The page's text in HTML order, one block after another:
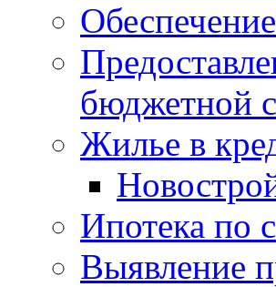
бюджетной
Жилье в
Ипотека по
Выявление